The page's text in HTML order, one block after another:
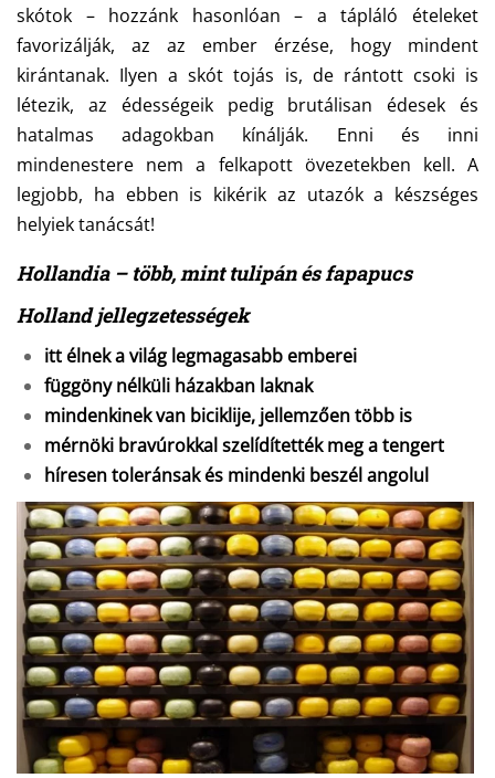
skótok – hozzánk hasonlóan – a tápláló ételeket
favorizálják, az az ember érzése, hogy mindent
kirántanak. Ilyen a skót tojás is, de rántott csoki is
létezik, az édességeik pedig brutálisan édesek és
hatalmas adagokban kínálják. Enni és inni
mindenestere nem a felkapott övezetekben kell. A
legjobb, ha ebben is kikérik az utazók a készséges
helyiek tanácsát!
Hollandia – több, mint tulipán és fapapucs
Holland jellegzetességek
itt élnek a világ legmagasabb emberei
függöny nélküli házakban laknak
mindenkinek van biciklije, jellemzően több is
mérnöki bravúrokkal szelídítették meg a tengert
híresen toleránsak és mindenki beszél angolul